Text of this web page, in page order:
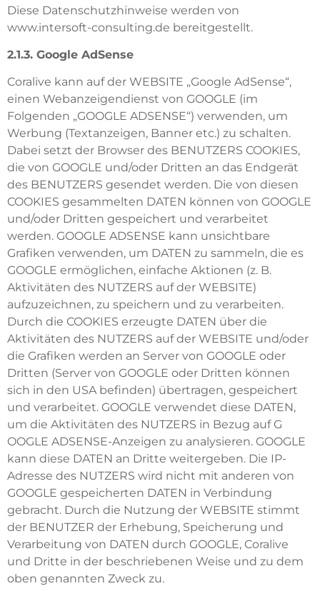
Diese Datenschutzhinweise werden von
www.intersoft-consulting.de bereitgestellt.
2.1.3. Google AdSense
Coralive kann auf der WEBSITE „Google AdSense“,
einen Webanzeigendienst von GOOGLE (im
Folgenden „GOOGLE ADSENSE“) verwenden, um
Werbung (Textanzeigen, Banner etc.) zu schalten.
Dabei setzt der Browser des BENUTZERS COOKIES,
die von GOOGLE und/oder Dritten an das Endgerät
des BENUTZERS gesendet werden. Die von diesen
COOKIES gesammelten DATEN können von GOOGLE
und/oder Dritten gespeichert und verarbeitet
werden. GOOGLE ADSENSE kann unsichtbare
Grafiken verwenden, um DATEN zu sammeln, die es
GOOGLE ermöglichen, einfache Aktionen (z. B.
Aktivitäten des NUTZERS auf der WEBSITE)
aufzuzeichnen, zu speichern und zu verarbeiten.
Durch die COOKIES erzeugte DATEN über die
Aktivitäten des NUTZERS auf der WEBSITE und/oder
die Grafiken werden an Server von GOOGLE oder
Dritten (Server von GOOGLE oder Dritten können
sich in den USA befinden) übertragen, gespeichert
und verarbeitet. GOOGLE verwendet diese DATEN,
um die Aktivitäten des NUTZERS in Bezug auf G
OOGLE ADSENSE-Anzeigen zu analysieren. GOOGLE
kann diese DATEN an Dritte weitergeben. Die IP-
Adresse des NUTZERS wird nicht mit anderen von
GOOGLE gespeicherten DATEN in Verbindung
gebracht. Durch die Nutzung der WEBSITE stimmt
der BENUTZER der Erhebung, Speicherung und
Verarbeitung von DATEN durch GOOGLE, Coralive
und Dritte in der beschriebenen Weise und zu dem
oben genannten Zweck zu.